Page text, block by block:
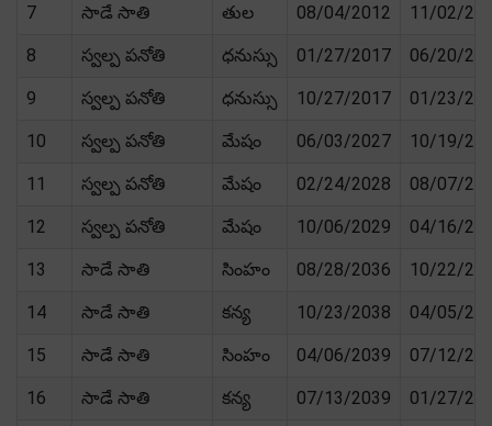
7 సాడే సాతి తుల 08/04/2012 11/02/
8 స్వల్ప పనోతి ధనుస్సు 01/27/2017 06/20/
9 స్వల్ప పనోతి ధనుస్సు 10/27/2017 01/23/
10 స్వల్ప పనోతి మేషం 06/03/2027 10/19/
11 స్వల్ప పనోతి మేషం 02/24/2028 08/07/
12 స్వల్ప పనోతి మేషం 10/06/2029 04/16/
13 సాడే సాతి సింహం 08/28/2036 10/22/
14 సాడే సాతి కన్య 10/23/2038 04/05/
15 సాడే సాతి సింహం 04/06/2039 07/12/
16 సాడే సాతి కన్య 07/13/2039 01/27/